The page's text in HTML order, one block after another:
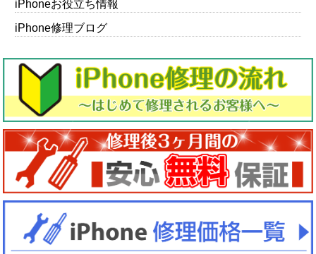
iPhoneお役立ち情報
iPhone修理ブログ